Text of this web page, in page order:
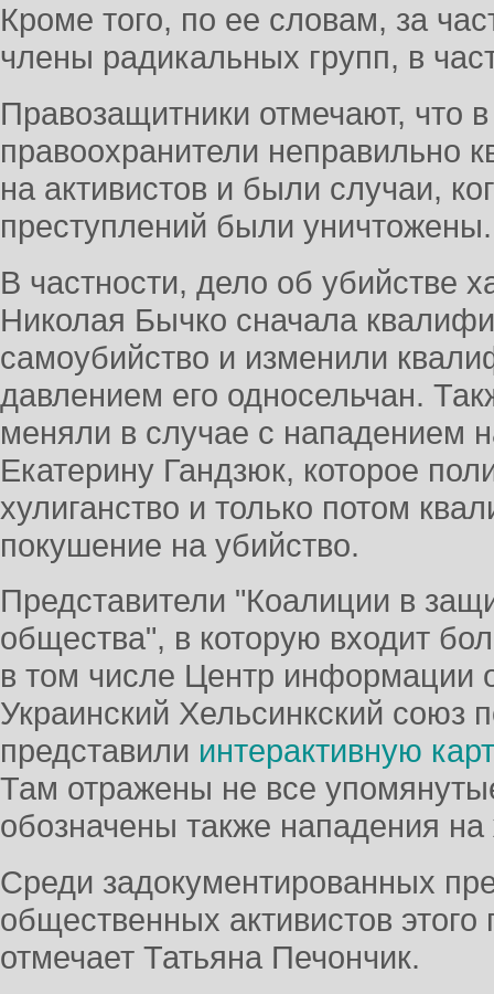
Кроме того, по ее словам, за
члены радикальных групп, в
Правозащитники отмечают, что
правоохранители неправильно
на активистов и были случаи,
преступлений были уничтожены.
В частности, дело об убийстве
Николая Бычко сначала
самоубийство и изменили
давлением его односельчан.
меняли в случае с нападением
Екатерину Гандзюк, которое
хулиганство и только потом
покушение на убийство.
Представители "Коалиции в
общества", в которую входит
в том числе Центр информации
Украинский Хельсинкский союз
представили интерактивную
Там отражены не все
обозначены также нападения
Среди задокументированных
общественных активистов этого
отмечает Татьяна Печончик.